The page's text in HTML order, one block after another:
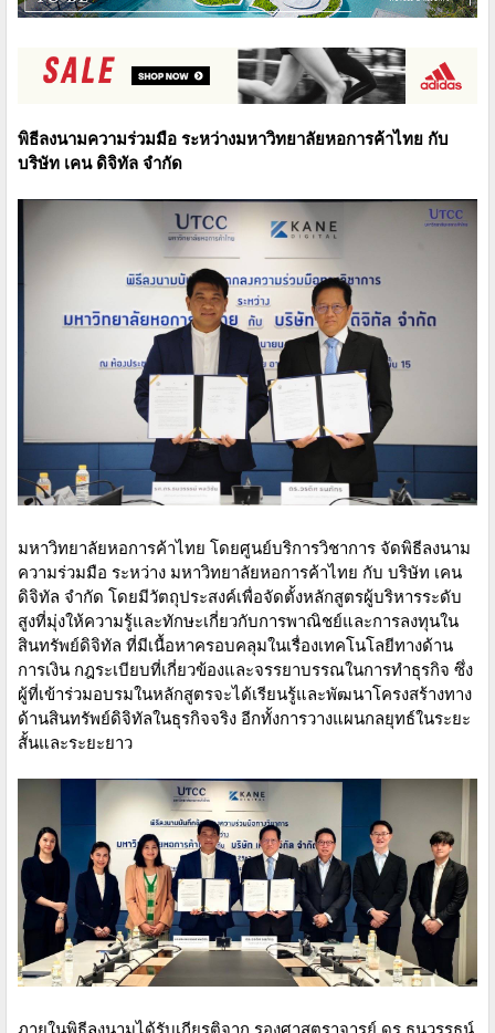
พิธีลงนามความร่วมมือ ระหว่างมหาวิทยาลัยหอการค้าไทย กับ
บริษัท เคน ดิจิทัล จำกัด
มหาวิทยาลัยหอการค้าไทย โดยศูนย์บริการวิชาการ จัดพิธีลงนาม
ความร่วมมือ ระหว่าง มหาวิทยาลัยหอการค้าไทย กับ บริษัท เคน
ดิจิทัล จำกัด โดยมีวัตถุประสงค์เพื่อจัดตั้งหลักสูตรผู้บริหารระดับ
สูงที่มุ่งให้ความรู้และทักษะเกี่ยวกับการพาณิชย์และการลงทุนใน
สินทรัพย์ดิจิทัล ที่มีเนื้อหาครอบคลุมในเรื่องเทคโนโลยีทางด้าน
การเงิน กฎระเบียบที่เกี่ยวข้องและจรรยาบรรณในการทำธุรกิจ ซึ่ง
ผู้ที่เข้าร่วมอบรมในหลักสูตรจะได้เรียนรู้และพัฒนาโครงสร้างทาง
ด้านสินทรัพย์ดิจิทัลในธุรกิจจริง อีกทั้งการวางแผนกลยุทธ์ในระยะ
สั้นและระยะยาว